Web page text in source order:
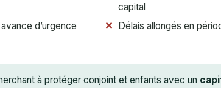
d’urgence
capital
Délais allongés en
à protéger conjoint et enfants avec un